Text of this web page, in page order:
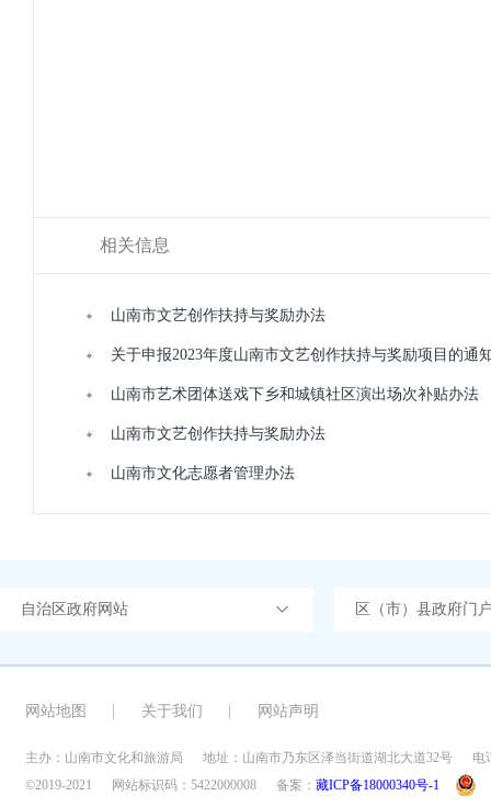
相关信息
山南市文艺创作扶持与奖励办法
关于申报2023年度山南市文艺创作扶持与奖励项目的通
山南市艺术团体送戏下乡和城镇社区演出场次补贴办法
山南市文艺创作扶持与奖励办法
山南市文化志愿者管理办法
自治区政府网站 区（市）县政府门
网站地图 关于我们 网站声明
主办：山南市文化和旅游局 地址：山南市乃东区泽当街道湖北大道32号
电
©2019-2021
网站标识码：5422000008 备案： 藏ICP备18000340号-1